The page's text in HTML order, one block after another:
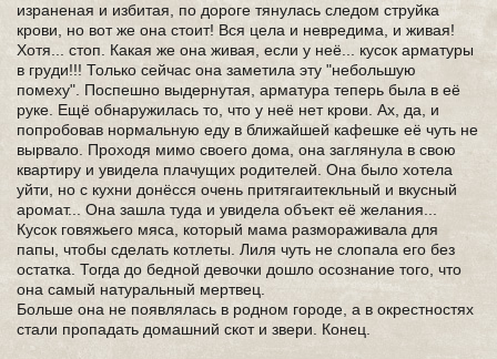
израненая и избитая, по дороге тянулась следом струйка
крови, но вот же она стоит! Вся цела и невредима, и живая!
Хотя... стоп. Какая же она живая, если у неё... кусок арматуры
в груди!!! Только сейчас она заметила эту "небольшую
помеху". Поспешно выдернутая, арматура теперь была в её
руке. Ещё обнаружилась то, что у неё нет крови. Ах, да, и
попробовав нормальную еду в ближайшей кафешке её чуть не
вырвало. Проходя мимо своего дома, она заглянула в свою
квартиру и увидела плачущих родителей. Она было хотела
уйти, но с кухни донёсся очень притягаитекльный и вкусный
аромат... Она зашла туда и увидела объект её желания...
Кусок говяжьего мяса, который мама размораживала для
папы, чтобы сделать котлеты. Лиля чуть не слопала его без
остатка. Тогда до бедной девочки дошло осознание того, что
она самый натуральный мертвец.
Больше она не появлялась в родном городе, а в окрестностях
стали пропадать домашний скот и звери. Конец.